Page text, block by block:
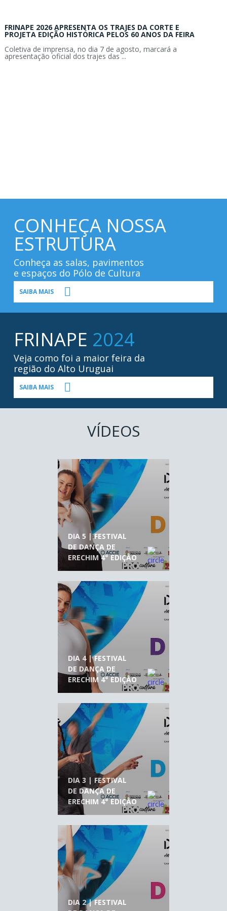
FRINAPE 2026 APRESENTA OS TRAJES DA CORTE E
PROJETA EDIÇÃO HISTÓRICA PELOS 60 ANOS DA FEIRA
Coletiva de imprensa, no dia 7 de agosto, marcará a
apresentação oficial dos trajes das ...
CONHEÇA NOSSA
ESTRUTURA
Conheça as salas, pavimentos
e espaços do Pólo de Cultura
SAIBA MAIS
FRINAPE 2024
Veja como foi a maior feira da
região do Alto Uruguai
SAIBA MAIS
VÍDEOS
DIA 5 | FESTIVAL
DE DANÇA DE
ERECHIM 4° EDIÇÃO
DIA 4 | FESTIVAL
DE DANÇA DE
ERECHIM 4° EDIÇÃO
DIA 3 | FESTIVAL
DE DANÇA DE
ERECHIM 4° EDIÇÃO
DIA 2 | FESTIVAL